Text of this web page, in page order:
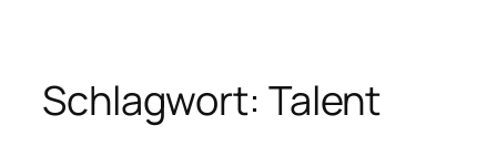
Schlagwort: Talent